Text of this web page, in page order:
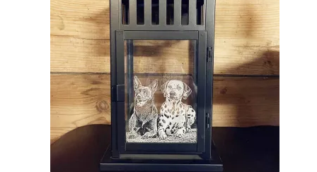
varianter.
De
olika
alternativen
kan
väljas
på
produktsidan